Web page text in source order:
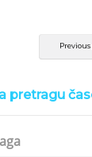
Previous
pretragu